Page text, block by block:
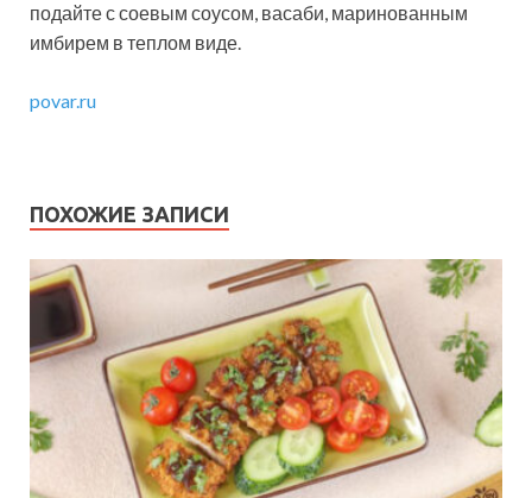
подайте с соевым соусом, васаби, маринованным
имбирем в теплом виде.
povar.ru
ПОХОЖИЕ ЗАПИСИ